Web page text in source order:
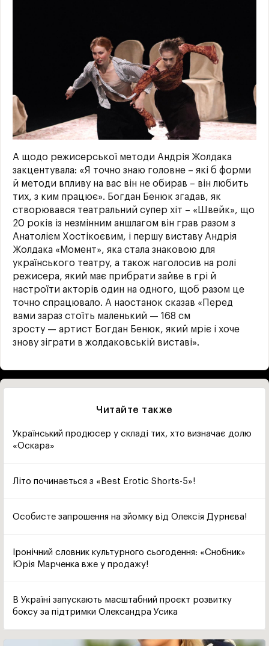
А щодо режисерської методи Андрія Жолдака
закцентувала: «Я точно знаю головне – які б форми
й методи впливу на вас він не обирав – він любить
тих, з ким працює». Богдан Бенюк згадав, як
створювався театральний супер хіт – «Швейк», що
20 років із незмінним аншлагом він грав разом з
Анатолієм Хостікоєвим, і першу виставу Андрія
Жолдака «Момент», яка стала знаковою для
українського театру, а також наголосив на ролі
режисера, який має прибрати зайве в грі й
настроїти акторів один на одного, щоб разом це
точно спрацювало. А наостанок сказав «Перед
вами зараз стоїть маленький — 168 см
зросту — артист Богдан Бенюк, який мріє і хоче
знову зіграти в жолдаковській виставі».
Читайте также
Український продюсер у складі тих, хто визначає долю
«Оскара»
Літо починається з «Best Erotic Shorts-5»!
Особисте запрошення на зйомку від Олексія Дурнєва!
Іронічний словник культурного сьогодення: «Снобник»
Юрія Марченка вже у продажу!
В Україні запускають масштабний проєкт розвитку
боксу за підтримки Олександра Усика